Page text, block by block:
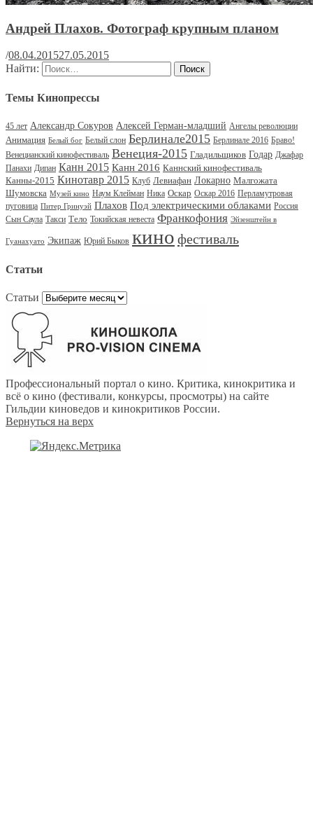
Андрей Плахов. Фотограф крупным планом
/08.04.201527.05.2015
Найти:
Темы Кинопрессы
45 лет Александр Сокуров Алексей Герман-младший Ангелы революции
Анимация Белый бог Белый слон Берлинале2015 Берлинале 2016 Браво!
Венецианский кинофестиваль Венеция-2015 Гладильщиков Годар Джафар
Панахи Дипан Канн 2015 Канн 2016 Каннский кинофестиваль
Канны-2015 Кинотавр 2015 Клуб Левиафан Локарно Малгожата
Шумовска Музей кино Наум Клейман Ника Оскар Оскар 2016 Перламутровая
пуговица Питер Гринуэй Плахов Под электрическими облаками Россия
Сын Саула Такси Тело Токийская невеста Франкофония Эйзенштейн в
Гуанахуато Экипаж Юрий Быков кино фестиваль
Статьи
Статьи
Профессиональный портал о кино. Критика, кинокритика и
всё о кино (фестивали, конкурсы, просмотры) на сайте
Гильдии киноведов и кинокритиков России.
Вернуться на верх